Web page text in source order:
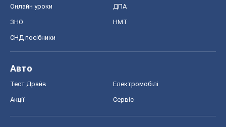
Онлайн уроки ДПА
ЗНО НМТ
СНД посібники
Авто
Тест Драйв Електромобілі
Акції Сервіс